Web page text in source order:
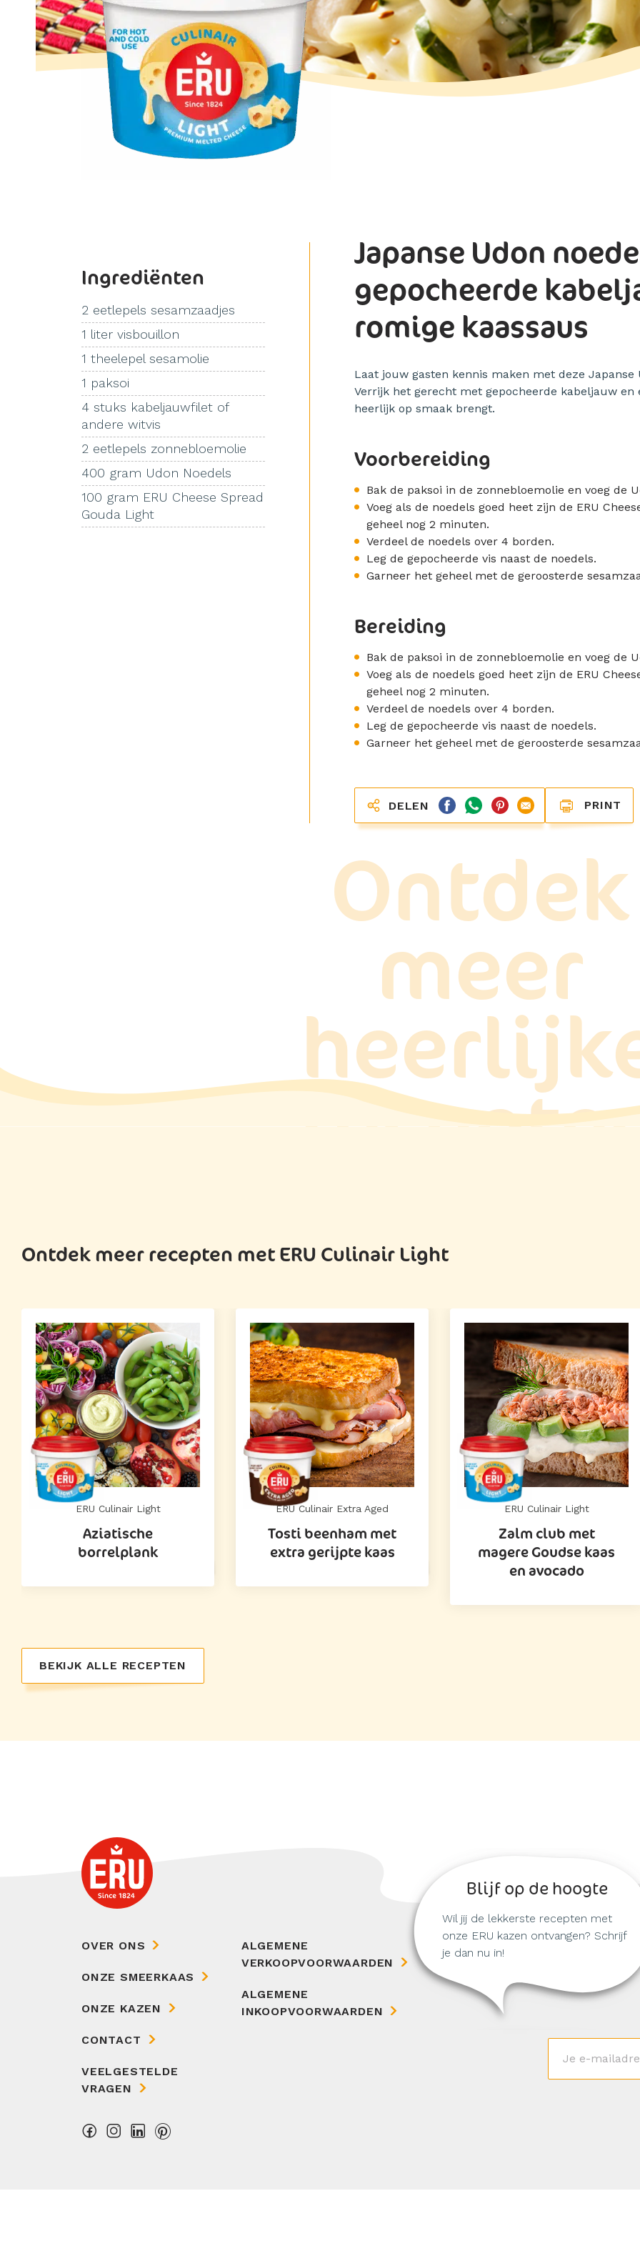
Japanse Udon
gepocheerde
romige kaassaus
Laat jouw gasten kennis maken met deze
Verrijk het gerecht met gepocheerde kabeljauw en
heerlijk op smaak brengt.
Voorbereiding
Bak de paksoi in de zonnebloemolie en voeg de
Voeg als de noedels goed heet zijn de ERU
geheel nog 2 minuten.
Verdeel de noedels over 4 borden.
Leg de gepocheerde vis naast de noedels.
Garneer het geheel met de geroosterde
Bereiding
Bak de paksoi in de zonnebloemolie en voeg de
Voeg als de noedels goed heet zijn de ERU
geheel nog 2 minuten.
Verdeel de noedels over 4 borden.
Leg de gepocheerde vis naast de noedels.
Garneer het geheel met de geroosterde
DELEN PRINT
Ingrediënten
2 eetlepels sesamzaadjes
1 liter visbouillon
1 theelepel sesamolie
1 paksoi
4 stuks kabeljauwfilet of
andere witvis
2 eetlepels zonnebloemolie
400 gram Udon Noedels
100 gram ERU Cheese Spread
Gouda Light
Ontdek
meer
Ontdek meer recepten met ERU Culinair Light
ERU Culinair Light
Aziatische
borrelplank
ERU Culinair Extra Aged
Tosti beenham met
extra gerijpte kaas
ERU Culinair Light
Zalm club met
magere Goudse kaas
en avocado
BEKIJK ALLE RECEPTEN
OVER ONS
ONZE SMEERKAAS
ONZE KAZEN
CONTACT
VEELGESTELDE
VRAGEN
ALGEMENE
VERKOOPVOORWAARDEN
ALGEMENE
INKOOPVOORWAARDEN
Blijf op de hoogte
Wil jij de lekkerste recepten met
onze ERU kazen ontvangen? Schrijf
je dan nu in!